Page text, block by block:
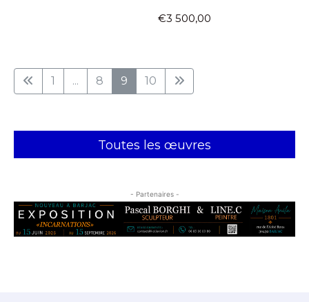
€3 500,00
1 ... 8 9 10
Toutes les œuvres
- Partenaires -